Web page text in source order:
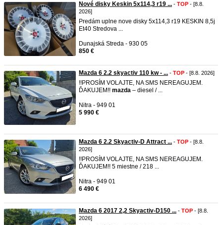
Nové disky Keskin 5x114,3 r19 ... - TOP - [8.8.
2026]
Predám uplne nove disky 5x114,3 r19 KESKIN 8,5j
Et40 Stredova ...
Dunajská Streda - 930 05
850 €
Mazda 6 2.2 skyactiv 110 kw - ... - TOP - [8.8. 2026]
!!PROSÍM VOLAJTE, NA SMS NEREAGUJEM.
ĎAKUJEM!! mazda – diesel / ...
Nitra - 949 01
5 990 €
Mazda 6 2.2 Skyactiv-D Attract ... - TOP - [8.8.
2026]
!!PROSÍM VOLAJTE, NA SMS NEREAGUJEM.
ĎAKUJEM!! 5 miestne / 218 ...
Nitra - 949 01
6 490 €
Mazda 6 2017 2,2 Skyactiv-D150 ... - TOP - [8.8.
2026]